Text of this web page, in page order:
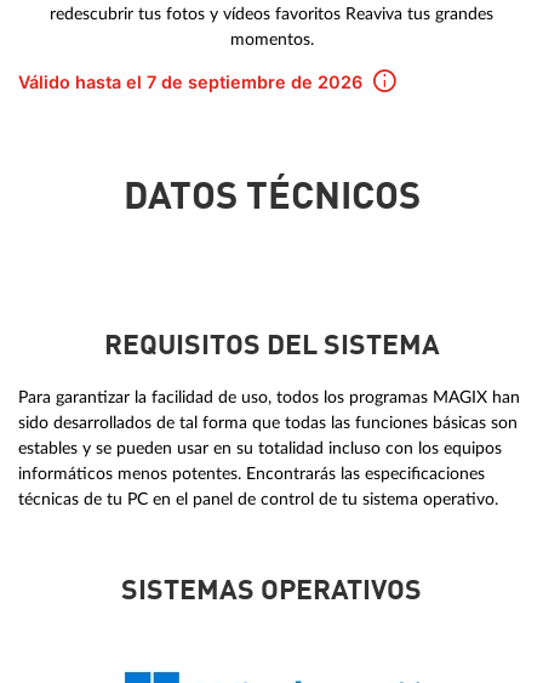
redescubrir tus fotos y vídeos favoritos Reaviva tus grandes
momentos.
Válido hasta el 7 de septiembre de 2026
DATOS TÉCNICOS
REQUISITOS DEL SISTEMA
Para garantizar la facilidad de uso, todos los programas MAGIX han
sido desarrollados de tal forma que todas las funciones básicas son
estables y se pueden usar en su totalidad incluso con los equipos
informáticos menos potentes. Encontrarás las especificaciones
técnicas de tu PC en el panel de control de tu sistema operativo.
SISTEMAS OPERATIVOS